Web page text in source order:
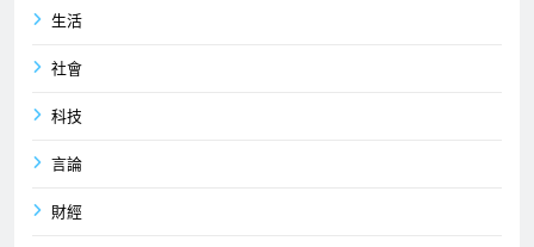
生活
社會
科技
言論
財經